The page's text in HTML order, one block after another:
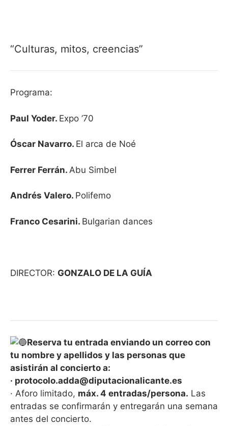
“Culturas, mitos, creencias”
Programa:
Paul Yoder. Expo ’70
Óscar Navarro. El arca de Noé
Ferrer Ferrán. Abu Simbel
Andrés Valero. Polifemo
Franco Cesarini. Bulgarian dances
DIRECTOR: GONZALO DE LA GUÍA
Reserva tu entrada enviando un correo con
tu nombre y apellidos y las personas que
asistirán al concierto a:
· protocolo.adda@diputacionalicante.es
· Aforo limitado, máx. 4 entradas/persona. Las
entradas se confirmarán y entregarán una semana
antes del concierto.